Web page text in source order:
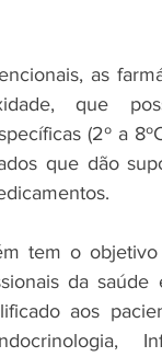
as
que
(2º a
que dão
tem o
da
aos